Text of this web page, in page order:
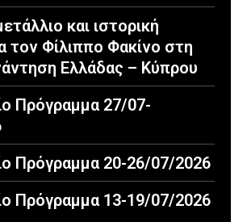
και ιστορική
τον Φίλιππο Φακίνο στη
Ελλάδας – Κύπρου
Πρόγραμμα 27/07-
Πρόγραμμα 20-26/07/2026
Πρόγραμμα 13-19/07/2026